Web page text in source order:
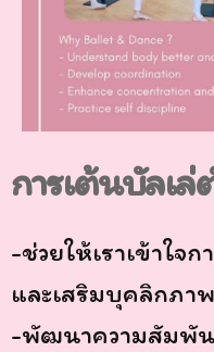
การเต้นบัลเล่
-ช่วยให้เราเข้าใจ
และเสริมบุคลิกภา
-พัฒนาความสัมพัน